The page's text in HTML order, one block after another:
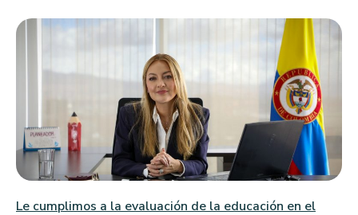
Le cumplimos a la evaluación de la educación en el